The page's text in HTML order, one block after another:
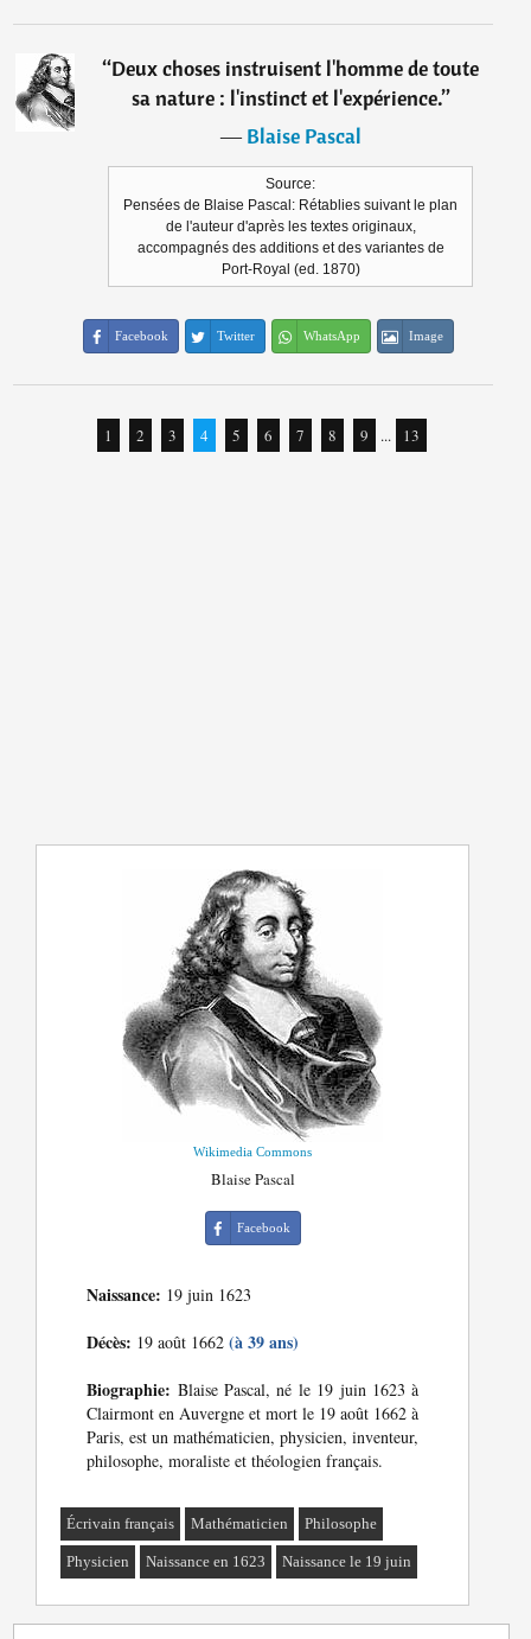
“Deux choses instruisent l'homme de toute
sa nature : l'instinct et l'expérience.”
―Blaise Pascal
Source:
Pensées de Blaise Pascal: Rétablies suivant le plan
de l'auteur d'après les textes originaux,
accompagnés des additions et des variantes de
Port-Royal (ed. 1870)
Facebook Twitter WhatsApp Image
1 2 3 4 5 6 7 8 9 ... 13
Wikimedia Commons
Blaise Pascal
Facebook
Naissance: 19 juin 1623
Décès: 19 août 1662(à 39 ans)
Biographie: Blaise Pascal, né le 19 juin 1623 à
Clairmont en Auvergne et mort le 19 août 1662 à
Paris, est un mathématicien, physicien, inventeur,
philosophe, moraliste et théologien français.
Écrivain français Mathématicien Philosophe
Physicien Naissance en 1623 Naissance le 19 juin